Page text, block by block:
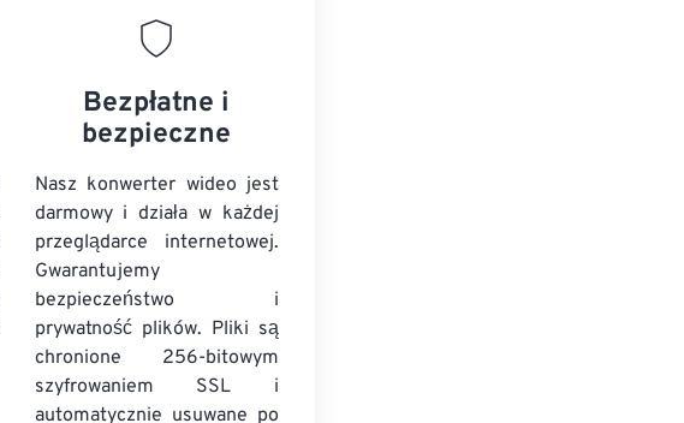
Bezpłatne i
bezpieczne
Nasz konwerter wideo jest
darmowy i działa w każdej
przeglądarce internetowej.
Gwarantujemy
bezpieczeństwo i
prywatność plików. Pliki są
chronione 256-bitowym
szyfrowaniem SSL i
automatycznie usuwane po